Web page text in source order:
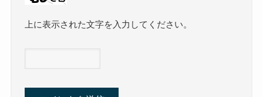
上に表示された文字を入力してください。